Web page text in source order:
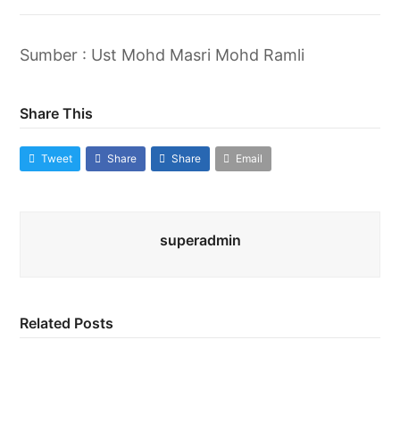
Sumber : Ust Mohd Masri Mohd Ramli
Share This
Tweet Share Share Email
superadmin
Related Posts